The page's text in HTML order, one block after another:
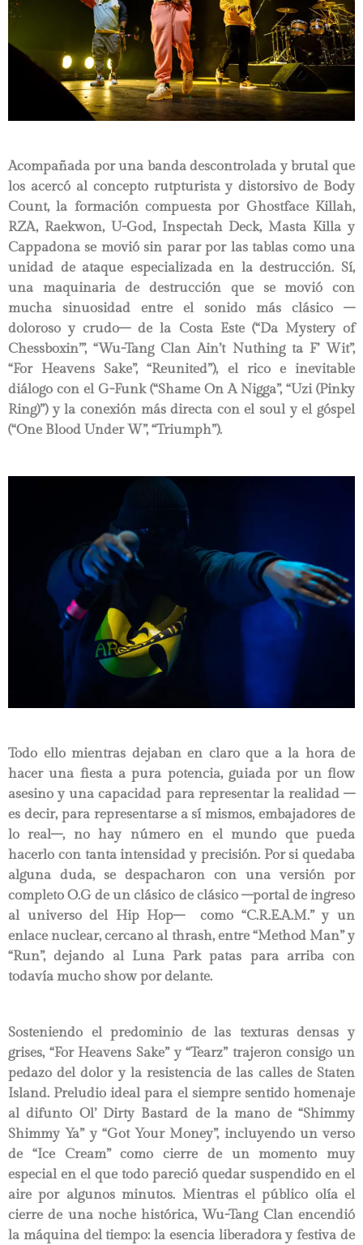
Acompañada por una banda descontrolada y brutal que
los acercó al concepto rutpturista y distorsivo de Body
Count, la formación compuesta por Ghostface Killah,
RZA, Raekwon, U-God, Inspectah Deck, Masta Killa y
Cappadona se movió sin parar por las tablas como una
unidad de ataque especializada en la destrucción. Sí,
una maquinaria de destrucción que se movió con
mucha sinuosidad entre el sonido más clásico –
doloroso y crudo– de la Costa Este (“Da Mystery of
Chessboxin’”, “Wu-Tang Clan Ain’t Nuthing ta F’ Wit”,
“For Heavens Sake”, “Reunited”), el rico e inevitable
diálogo con el G-Funk (“Shame On A Nigga”, “Uzi (Pinky
Ring)”) y la conexión más directa con el soul y el góspel
(“One Blood Under W”, “Triumph”).
Todo ello mientras dejaban en claro que a la hora de
hacer una fiesta a pura potencia, guiada por un flow
asesino y una capacidad para representar la realidad –
es decir, para representarse a sí mismos, embajadores de
lo real–, no hay número en el mundo que pueda
hacerlo con tanta intensidad y precisión. Por si quedaba
alguna duda, se despacharon con una versión por
completo O.G de un clásico de clásico –portal de ingreso
al universo del Hip Hop– como “C.R.E.A.M.” y un
enlace nuclear, cercano al thrash, entre “Method Man” y
“Run”, dejando al Luna Park patas para arriba con
todavía mucho show por delante.
Sosteniendo el predominio de las texturas densas y
grises, “For Heavens Sake” y “Tearz” trajeron consigo un
pedazo del dolor y la resistencia de las calles de Staten
Island. Preludio ideal para el siempre sentido homenaje
al difunto Ol’ Dirty Bastard de la mano de “Shimmy
Shimmy Ya” y “Got Your Money”, incluyendo un verso
de “Ice Cream” como cierre de un momento muy
especial en el que todo pareció quedar suspendido en el
aire por algunos minutos. Mientras el público olía el
cierre de una noche histórica, Wu-Tang Clan encendió
la máquina del tiempo: la esencia liberadora y festiva de